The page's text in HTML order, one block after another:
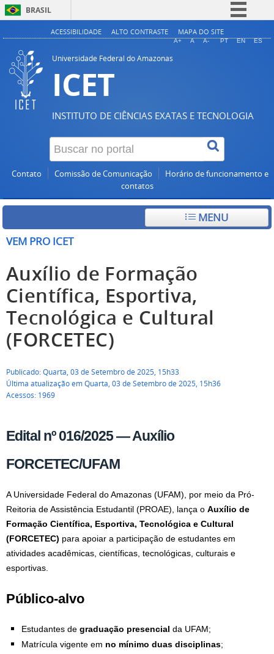
BRASIL
Simplifique!
ACESSIBILIDADE ALTO CONTRASTE MAPA DO SITE
A+ A A- PT EN ES
Universidade Federal do Amazonas
ICET
INSTITUTO DE CIÊNCIAS EXATAS E TECNOLOGIA
Contato Comissão de Comunicação
Horário de funcionamento e
contatos
MENU
VEM PRO ICET
Auxílio de Formação
Científica, Esportiva,
Tecnológica e Cultural
(FORCETEC)
Publicado: Quarta, 03 de Setembro de 2025, 15h33
Última atualização em Quarta, 03 de Setembro de 2025, 15h36
Acessos: 1969
Edital nº 016/2025 — Auxílio
FORCETEC/UFAM
A Universidade Federal do Amazonas (UFAM), por meio da Pró-
Reitoria de Assistência Estudantil (PROAE), lança o Auxílio de
Formação Científica, Esportiva, Tecnológica e Cultural
(FORCETEC) para apoiar a participação de estudantes em
atividades acadêmicas, científicas, tecnológicas, culturais e
esportivas.
Público-alvo
Estudantes de graduação presencial da UFAM;
Matrícula vigente em no mínimo duas disciplinas;